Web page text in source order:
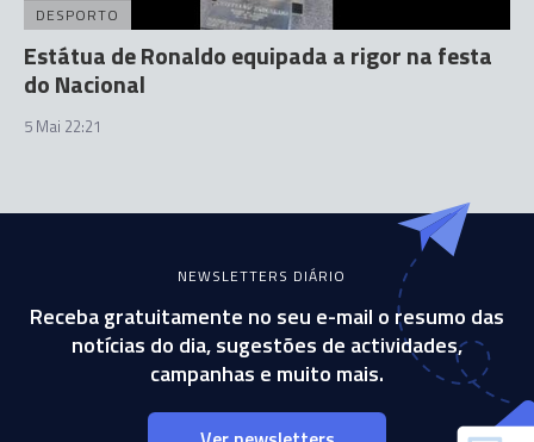
DESPORTO
Estátua de Ronaldo equipada a rigor na festa
do Nacional
5 Mai 22:21
NEWSLETTERS DIÁRIO
Receba gratuitamente no seu e-mail o resumo das
notícias do dia, sugestões de actividades,
campanhas e muito mais.